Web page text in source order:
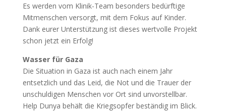
Es werden vom Klinik-Team besonders bedürftige
Mitmenschen versorgt, mit dem Fokus auf Kinder.
Dank eurer Unterstützung ist dieses wertvolle Projekt
schon jetzt ein Erfolg!
Wasser für Gaza
Die Situation in Gaza ist auch nach einem Jahr
entsetzlich und das Leid, die Not und die Trauer der
unschuldigen Menschen vor Ort sind unvorstellbar.
Help Dunya behält die Kriegsopfer beständig im Blick.